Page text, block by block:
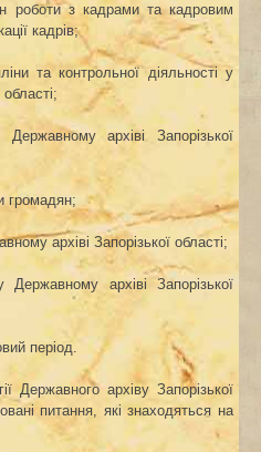
роботи з кадрами та кадровим
кадрів;
та контрольної діяльності у
архіві Запорізької
громадян;
архіві Запорізької області;
архіві Запорізької
період.
Державного архіву Запорізької
питання, які знаходяться на